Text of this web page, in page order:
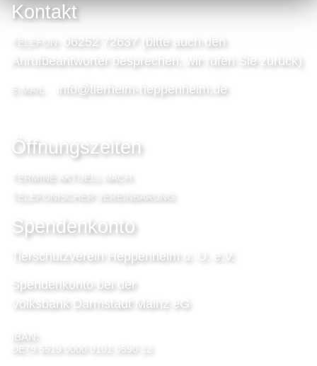
Kontakt
TELEFON:
06252 72637 (bitte auch den
Anrufbeantworter besprechen, wir rufen Sie zurück)
E-MAIL: info@tierheim-heppenheim.de
Öffnungszeiten
TERMINE AKTUELL NACH
TELEFONISCHER VEREINBARUNG
Spendenkonto
Tierschutzverein Heppenheim u. U. e.V.
Spendenkonto bei der
Volksbank Darmstadt Mainz eG
IBAN:
DE79 5519 0000 0101 0590 12